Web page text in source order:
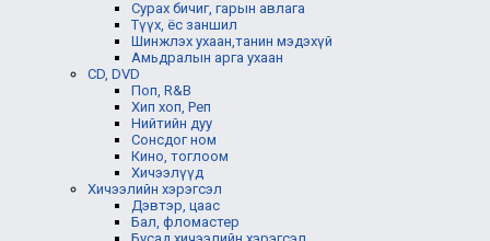
Сурах бичиг, гарын авлага
Түүх, ёс заншил
Шинжлэх ухаан,танин мэдэхүй
Амьдралын арга ухаан
CD, DVD
Поп, R&B
Хип хоп, Реп
Нийтийн дуу
Сонсдог ном
Кино, тоглоом
Хичээлүүд
Хичээлийн хэрэгсэл
Дэвтэр, цаас
Бал, фломастер